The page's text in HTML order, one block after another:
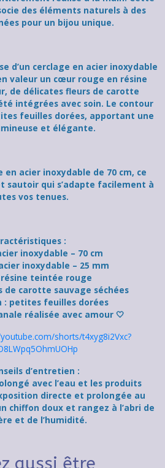
des éléments naturels à des
pour un bijou unique.
d’un cerclage en acier inoxydable
valeur un cœur rouge en résine
de délicates fleurs de carotte
intégrées avec soin. Le contour
feuilles dorées, apportant une
et élégante.
en acier inoxydable de 70 cm, ce
sautoir qui s’adapte facilement à
vos tenues.
:
inoxydable – 70 cm
inoxydable – 25 mm
résine teintée rouge
de carotte sauvage séchées
: petites feuilles dorées
réalisée avec amour 🤍
shorts/t4xyg8i2Vxc?
d’entretien :
avec l’eau et les produits
directe et prolongée au
chiffon doux et rangez à l’abri de
et de l’humidité.
aussi être